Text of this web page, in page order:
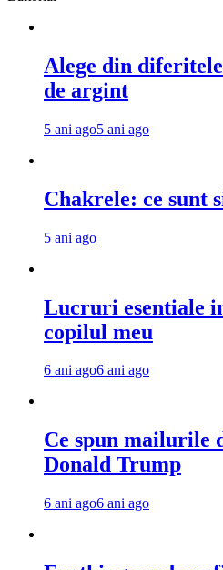
Alege din
de argint
5 ani ago5 ani ago
Chakrele: ce sunt
5 ani ago
Lucruri esentiale
copilul meu
6 ani ago6 ani ago
Ce spun mailurile
Donald Trump
6 ani ago6 ani ago